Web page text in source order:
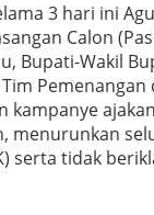
3 hari ini
Calon
Bupati-Wakil
Pemenangan
kampanye
menurunkan
serta tidak